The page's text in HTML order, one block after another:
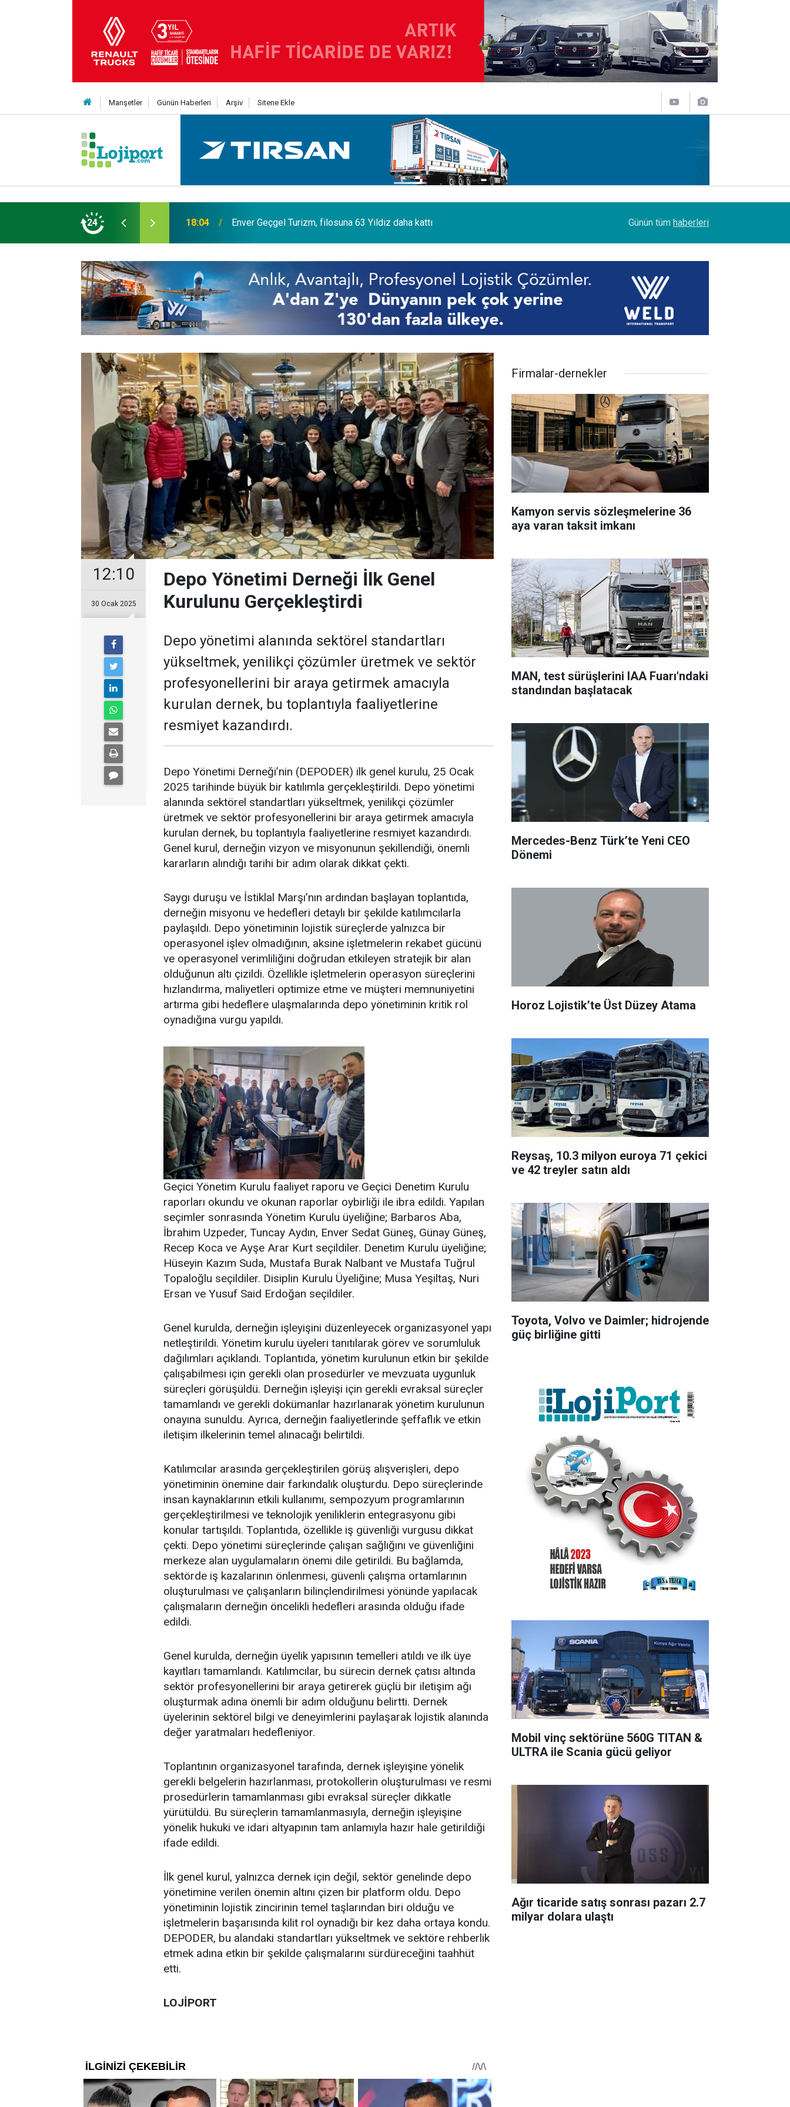
Manşetler Günün Haberleri Arşiv Sitene Ekle
24 12:50 Lojistik sektörünün acı kaybı; Cihan Yıldıran vefat etti SOCAR Terminal de, MSC Tiger Servisi'nin
Günün tüm haberleri
12:10
30 Ocak 2025
Depo Yönetimi Derneği İlk Genel
Kurulunu Gerçekleştirdi
Depo yönetimi alanında sektörel standartları
yükseltmek, yenilikçi çözümler üretmek ve sektör
profesyonellerini bir araya getirmek amacıyla
kurulan dernek, bu toplantıyla faaliyetlerine
resmiyet kazandırdı.
Depo Yönetimi Derneği’nin (DEPODER) ilk genel kurulu, 25 Ocak
2025 tarihinde büyük bir katılımla gerçekleştirildi. Depo yönetimi
alanında sektörel standartları yükseltmek, yenilikçi çözümler
üretmek ve sektör profesyonellerini bir araya getirmek amacıyla
kurulan dernek, bu toplantıyla faaliyetlerine resmiyet kazandırdı.
Genel kurul, derneğin vizyon ve misyonunun şekillendiği, önemli
kararların alındığı tarihi bir adım olarak dikkat çekti.
Saygı duruşu ve İstiklal Marşı’nın ardından başlayan toplantıda,
derneğin misyonu ve hedefleri detaylı bir şekilde katılımcılarla
paylaşıldı. Depo yönetiminin lojistik süreçlerde yalnızca bir
operasyonel işlev olmadığının, aksine işletmelerin rekabet gücünü
ve operasyonel verimliliğini doğrudan etkileyen stratejik bir alan
olduğunun altı çizildi. Özellikle işletmelerin operasyon süreçlerini
hızlandırma, maliyetleri optimize etme ve müşteri memnuniyetini
artırma gibi hedeflere ulaşmalarında depo yönetiminin kritik rol
oynadığına vurgu yapıldı.
Geçici Yönetim Kurulu faaliyet raporu ve Geçici Denetim Kurulu
raporları okundu ve okunan raporlar oybirliği ile ibra edildi. Yapılan
seçimler sonrasında Yönetim Kurulu üyeliğine; Barbaros Aba,
İbrahim Uzpeder, Tuncay Aydın, Enver Sedat Güneş, Günay Güneş,
Recep Koca ve Ayşe Arar Kurt seçildiler. Denetim Kurulu üyeliğine;
Hüseyin Kazım Suda, Mustafa Burak Nalbant ve Mustafa Tuğrul
Topaloğlu seçildiler. Disiplin Kurulu Üyeliğine; Musa Yeşiltaş, Nuri
Ersan ve Yusuf Said Erdoğan seçildiler.
Genel kurulda, derneğin işleyişini düzenleyecek organizasyonel yapı
netleştirildi. Yönetim kurulu üyeleri tanıtılarak görev ve sorumluluk
dağılımları açıklandı. Toplantıda, yönetim kurulunun etkin bir şekilde
çalışabilmesi için gerekli olan prosedürler ve mevzuata uygunluk
süreçleri görüşüldü. Derneğin işleyişi için gerekli evraksal süreçler
tamamlandı ve gerekli dokümanlar hazırlanarak yönetim kurulunun
onayına sunuldu. Ayrıca, derneğin faaliyetlerinde şeffaflık ve etkin
iletişim ilkelerinin temel alınacağı belirtildi.
Katılımcılar arasında gerçekleştirilen görüş alışverişleri, depo
yönetiminin önemine dair farkındalık oluşturdu. Depo süreçlerinde
insan kaynaklarının etkili kullanımı, sempozyum programlarının
gerçekleştirilmesi ve teknolojik yeniliklerin entegrasyonu gibi
konular tartışıldı. Toplantıda, özellikle iş güvenliği vurgusu dikkat
çekti. Depo yönetimi süreçlerinde çalışan sağlığını ve güvenliğini
merkeze alan uygulamaların önemi dile getirildi. Bu bağlamda,
sektörde iş kazalarının önlenmesi, güvenli çalışma ortamlarının
oluşturulması ve çalışanların bilinçlendirilmesi yönünde yapılacak
çalışmaların derneğin öncelikli hedefleri arasında olduğu ifade
edildi.
Genel kurulda, derneğin üyelik yapısının temelleri atıldı ve ilk üye
kayıtları tamamlandı. Katılımcılar, bu sürecin dernek çatısı altında
sektör profesyonellerini bir araya getirerek güçlü bir iletişim ağı
oluşturmak adına önemli bir adım olduğunu belirtti. Dernek
üyelerinin sektörel bilgi ve deneyimlerini paylaşarak lojistik alanında
değer yaratmaları hedefleniyor.
Toplantının organizasyonel tarafında, dernek işleyişine yönelik
gerekli belgelerin hazırlanması, protokollerin oluşturulması ve resmi
prosedürlerin tamamlanması gibi evraksal süreçler dikkatle
yürütüldü. Bu süreçlerin tamamlanmasıyla, derneğin işleyişine
yönelik hukuki ve idari altyapının tam anlamıyla hazır hale getirildiği
ifade edildi.
İlk genel kurul, yalnızca dernek için değil, sektör genelinde depo
yönetimine verilen önemin altını çizen bir platform oldu. Depo
yönetiminin lojistik zincirinin temel taşlarından biri olduğu ve
işletmelerin başarısında kilit rol oynadığı bir kez daha ortaya kondu.
DEPODER, bu alandaki standartları yükseltmek ve sektöre rehberlik
etmek adına etkin bir şekilde çalışmalarını sürdüreceğini taahhüt
etti.
LOJİPORT
Firmalar-dernekler
Kamyon servis sözleşmelerine 36
aya varan taksit imkanı
MAN, test sürüşlerini IAA Fuarı'ndaki
standından başlatacak
Mercedes-Benz Türk’te Yeni CEO
Dönemi
Horoz Lojistik’te Üst Düzey Atama
Reysaş, 10.3 milyon euroya 71 çekici
ve 42 treyler satın aldı
Toyota, Volvo ve Daimler; hidrojende
güç birliğine gitti
Mobil vinç sektörüne 560G TITAN &
ULTRA ile Scania gücü geliyor
Ağır ticaride satış sonrası pazarı 2.7
milyar dolara ulaştı